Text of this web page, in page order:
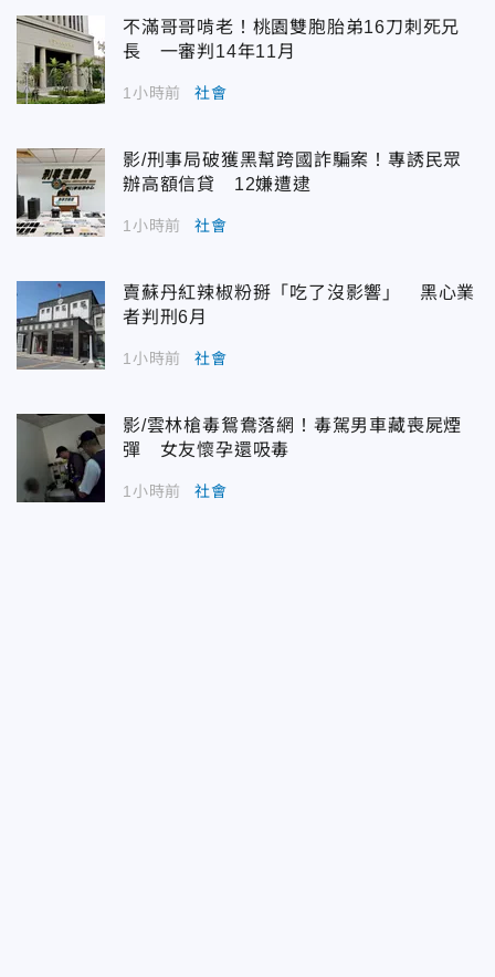
不滿哥哥啃老！桃園雙胞胎弟16刀刺死兄
長 一審判14年11月
1小時前 社會
影/刑事局破獲黑幫跨國詐騙案！專誘民眾
辦高額信貸 12嫌遭逮
1小時前 社會
賣蘇丹紅辣椒粉掰「吃了沒影響」 黑心業
者判刑6月
1小時前 社會
影/雲林槍毒鴛鴦落網！毒駕男車藏喪屍煙
彈 女友懷孕還吸毒
1小時前 社會